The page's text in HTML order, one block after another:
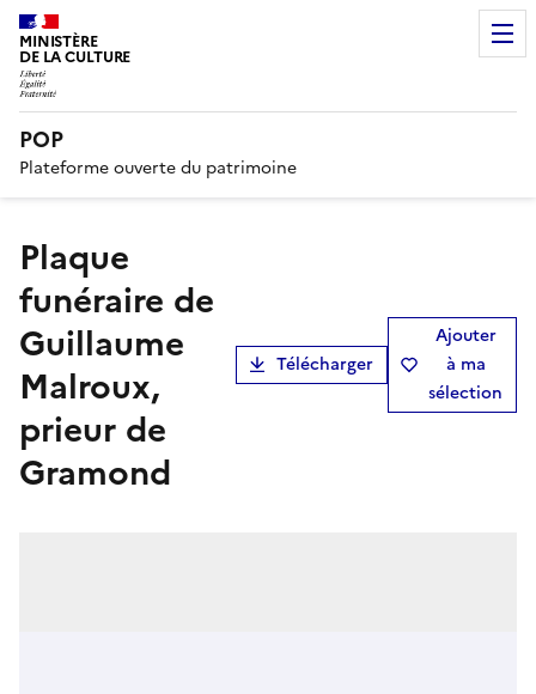
MINISTÈRE
DE LA CULTURE
POP
Plateforme ouverte du patrimoine
plaque
funéraire de
Guillaume
Malroux,
prieur de
Gramond
Télécharger
Ajouter
à ma
sélection